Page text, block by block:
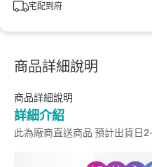
宅配到府
商品詳細說明
商品詳細說明
詳細介紹
此為廠商直送商品 預計出貨日